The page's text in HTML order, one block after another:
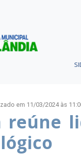
em 11/03/2024 às
reúne